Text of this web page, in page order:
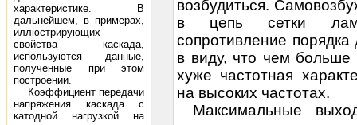
характеристике. В
дальнейшем, в примерах,
иллюстрирующих
свойства каскада,
используются данные,
полученные при этом
построении.
Коэффициент передачи
напряжения каскада с
катодной нагрузкой на
возбудиться.
в цепь сетки
сопротивление
в виду, что чем больше
хуже частотная
на высоких частотах.
Максимальные